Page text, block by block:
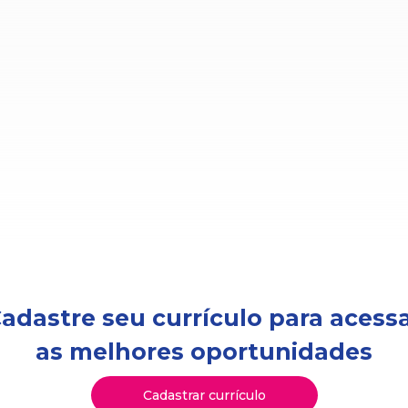
seu currículo para
as melhores oportunidades
Cadastrar currículo